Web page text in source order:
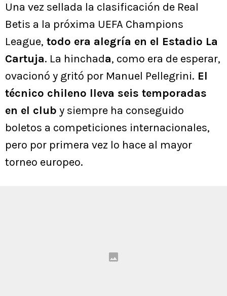
Una vez sellada la clasificación de Real
Betis a la próxima UEFA Champions
League, todo era alegría en el Estadio La
Cartuja. La hinchada, como era de esperar,
ovacionó y gritó por Manuel Pellegrini. El
técnico chileno lleva seis temporadas
en el club y siempre ha conseguido
boletos a competiciones internacionales,
pero por primera vez lo hace al mayor
torneo europeo.